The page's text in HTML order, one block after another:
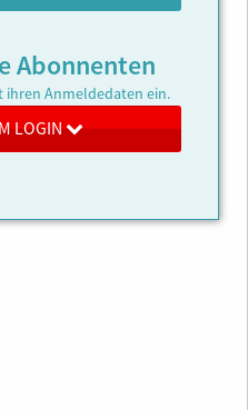
Abonnenten
ihren Anmeldedaten ein.
LOGIN